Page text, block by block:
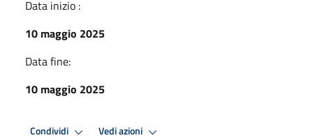
Data inizio :
10 maggio 2025
Data fine:
10 maggio 2025
Condividi Vedi azioni